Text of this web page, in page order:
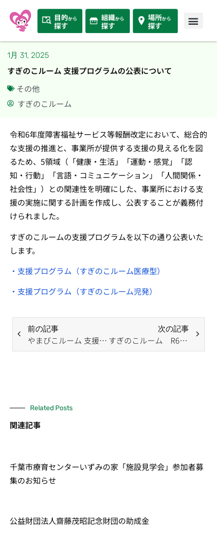
1月 31, 2025
すぎのこルーム 支援プログラムの公表について
その他
すぎのこルーム
令和6年度障害福祉サービス等報酬改定において、総合的
な支援の推進と、事業所が提供する支援の見える化を図
るため、5領域（「健康・生活」「運動・感覚」「認
知・行動」「言語・コミュニケーション」「人間関係・
社会性」）との関連性を明確にした、事業所における支
援の実施に関する計画を作成し、公表することが義務付
けられました。
すぎのこルームの支援プログラムを以下の通り公表いた
します。
・支援プログラム（すぎのこルーム医療型）
・支援プログラム（すぎのこルーム児発）
前の記事
やまびこルーム 支援プログラムの公表について
次の記事
すぎのこルーム R6年度自己評価等の公表について
Related Posts
関連記事
千葉市療育センターいずみの家「施設見学会」参加者募
集のお知らせ
公益財団法人齋藤茂昭記念財団の助成金